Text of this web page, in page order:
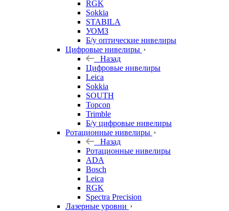
RGK
Sokkia
STABILA
УОМЗ
Б/у оптические нивелиры
Цифровые нивелиры
Назад
Цифровые нивелиры
Leica
Sokkia
SOUTH
Topcon
Trimble
Б/у цифровые нивелиры
Ротационные нивелиры
Назад
Ротационные нивелиры
ADA
Bosch
Leica
RGK
Spectra Precision
Лазерные уровни